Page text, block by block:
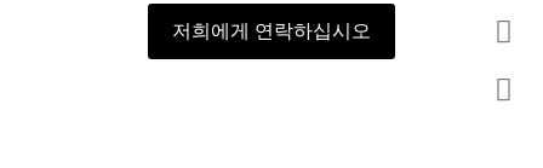
저희에게 연락하십시오